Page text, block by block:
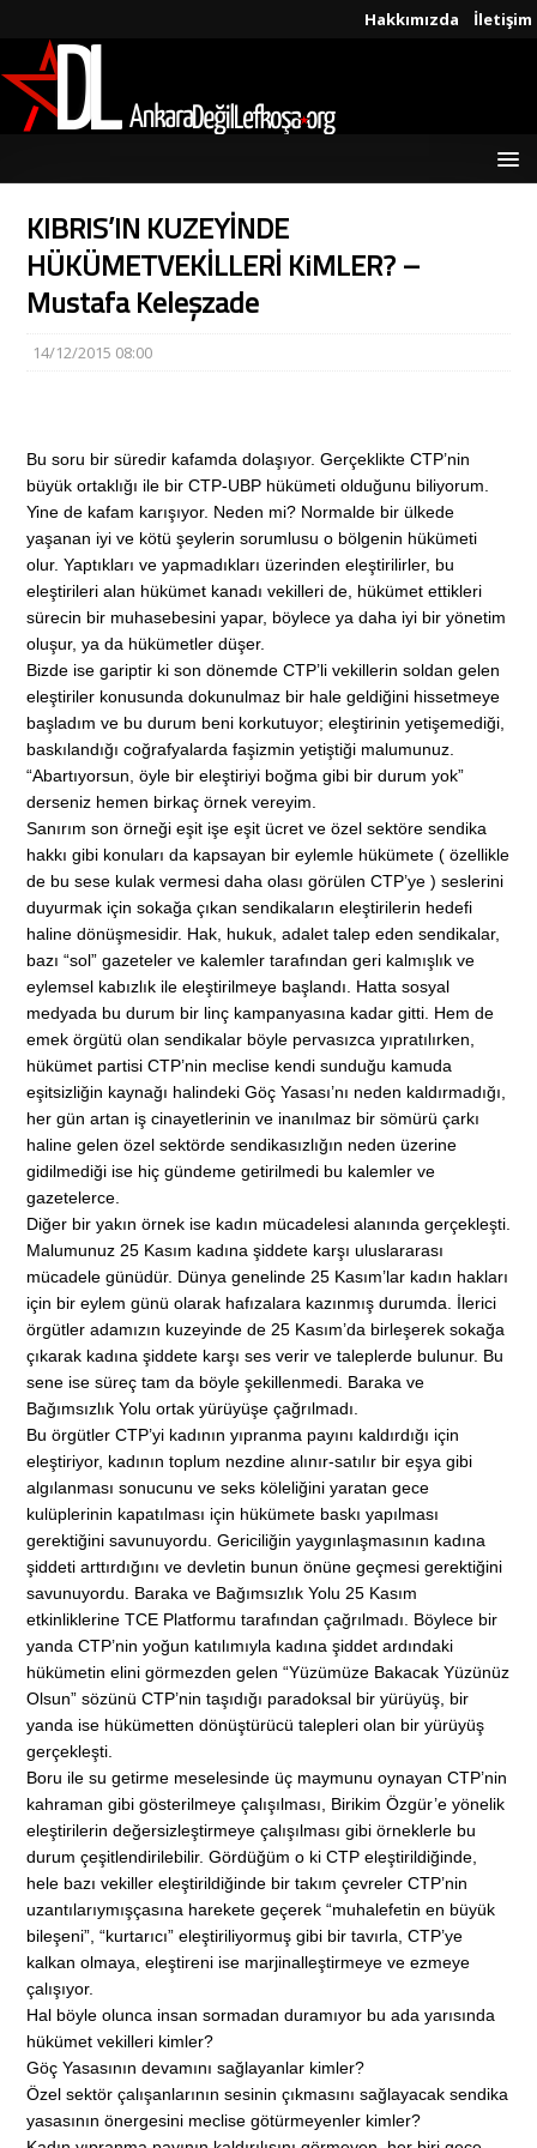
Hakkımızda İletişim
KIBRIS’IN KUZEYİNDE
HÜKÜMETVEKİLLERİ KiMLER? –
Mustafa Keleşzade
14/12/2015 08:00
Bu soru bir süredir kafamda dolaşıyor. Gerçeklikte CTP’nin
büyük ortaklığı ile bir CTP-UBP hükümeti olduğunu biliyorum.
Yine de kafam karışıyor. Neden mi? Normalde bir ülkede
yaşanan iyi ve kötü şeylerin sorumlusu o bölgenin hükümeti
olur. Yaptıkları ve yapmadıkları üzerinden eleştirilirler, bu
eleştirileri alan hükümet kanadı vekilleri de, hükümet ettikleri
sürecin bir muhasebesini yapar, böylece ya daha iyi bir yönetim
oluşur, ya da hükümetler düşer.
Bizde ise gariptir ki son dönemde CTP’li vekillerin soldan gelen
eleştiriler konusunda dokunulmaz bir hale geldiğini hissetmeye
başladım ve bu durum beni korkutuyor; eleştirinin yetişemediği,
baskılandığı coğrafyalarda faşizmin yetiştiği malumunuz.
“Abartıyorsun, öyle bir eleştiriyi boğma gibi bir durum yok”
derseniz hemen birkaç örnek vereyim.
Sanırım son örneği eşit işe eşit ücret ve özel sektöre sendika
hakkı gibi konuları da kapsayan bir eylemle hükümete ( özellikle
de bu sese kulak vermesi daha olası görülen CTP’ye ) seslerini
duyurmak için sokağa çıkan sendikaların eleştirilerin hedefi
haline dönüşmesidir. Hak, hukuk, adalet talep eden sendikalar,
bazı “sol” gazeteler ve kalemler tarafından geri kalmışlık ve
eylemsel kabızlık ile eleştirilmeye başlandı. Hatta sosyal
medyada bu durum bir linç kampanyasına kadar gitti. Hem de
emek örgütü olan sendikalar böyle pervasızca yıpratılırken,
hükümet partisi CTP’nin meclise kendi sunduğu kamuda
eşitsizliğin kaynağı halindeki Göç Yasası’nı neden kaldırmadığı,
her gün artan iş cinayetlerinin ve inanılmaz bir sömürü çarkı
haline gelen özel sektörde sendikasızlığın neden üzerine
gidilmediği ise hiç gündeme getirilmedi bu kalemler ve
gazetelerce.
Diğer bir yakın örnek ise kadın mücadelesi alanında gerçekleşti.
Malumunuz 25 Kasım kadına şiddete karşı uluslararası
mücadele günüdür. Dünya genelinde 25 Kasım’lar kadın hakları
için bir eylem günü olarak hafızalara kazınmış durumda. İlerici
örgütler adamızın kuzeyinde de 25 Kasım’da birleşerek sokağa
çıkarak kadına şiddete karşı ses verir ve taleplerde bulunur. Bu
sene ise süreç tam da böyle şekillenmedi. Baraka ve
Bağımsızlık Yolu ortak yürüyüşe çağrılmadı.
Bu örgütler CTP’yi kadının yıpranma payını kaldırdığı için
eleştiriyor, kadının toplum nezdine alınır-satılır bir eşya gibi
algılanması sonucunu ve seks köleliğini yaratan gece
kulüplerinin kapatılması için hükümete baskı yapılması
gerektiğini savunuyordu. Gericiliğin yaygınlaşmasının kadına
şiddeti arttırdığını ve devletin bunun önüne geçmesi gerektiğini
savunuyordu. Baraka ve Bağımsızlık Yolu 25 Kasım
etkinliklerine TCE Platformu tarafından çağrılmadı. Böylece bir
yanda CTP’nin yoğun katılımıyla kadına şiddet ardındaki
hükümetin elini görmezden gelen “Yüzümüze Bakacak Yüzünüz
Olsun” sözünü CTP’nin taşıdığı paradoksal bir yürüyüş, bir
yanda ise hükümetten dönüştürücü talepleri olan bir yürüyüş
gerçekleşti.
Boru ile su getirme meselesinde üç maymunu oynayan CTP’nin
kahraman gibi gösterilmeye çalışılması, Birikim Özgür’e yönelik
eleştirilerin değersizleştirmeye çalışılması gibi örneklerle bu
durum çeşitlendirilebilir. Gördüğüm o ki CTP eleştirildiğinde,
hele bazı vekiller eleştirildiğinde bir takım çevreler CTP’nin
uzantılarıymışçasına harekete geçerek “muhalefetin en büyük
bileşeni”, “kurtarıcı” eleştiriliyormuş gibi bir tavırla, CTP’ye
kalkan olmaya, eleştireni ise marjinalleştirmeye ve ezmeye
çalışıyor.
Hal böyle olunca insan sormadan duramıyor bu ada yarısında
hükümet vekilleri kimler?
Göç Yasasının devamını sağlayanlar kimler?
Özel sektör çalışanlarının sesinin çıkmasını sağlayacak sendika
yasasının önergesini meclise götürmeyenler kimler?